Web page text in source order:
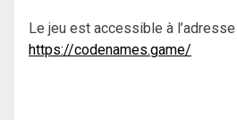
Le jeu est accessible à
https://codenames.game/